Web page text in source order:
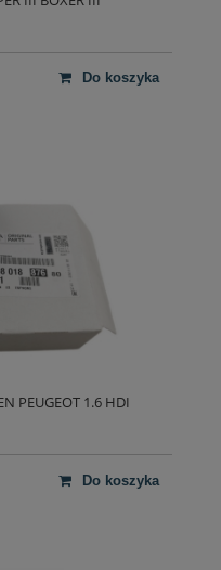
do koszyka
PEUGEOT 1.6 HDI
do koszyka